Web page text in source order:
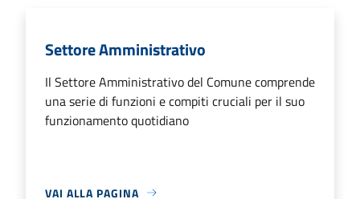
Settore Amministrativo
Il Settore Amministrativo del Comune comprende
una serie di funzioni e compiti cruciali per il suo
funzionamento quotidiano
VAI ALLA PAGINA